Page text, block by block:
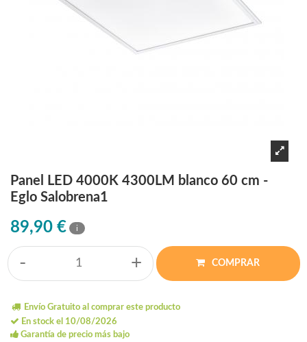
Panel LED 4000K 4300LM blanco 60 cm -
Eglo Salobrena1
89,90 € i
- + COMPRAR
Envío Gratuito al comprar este producto
En stock el 10/08/2026
Garantía de precio más bajo